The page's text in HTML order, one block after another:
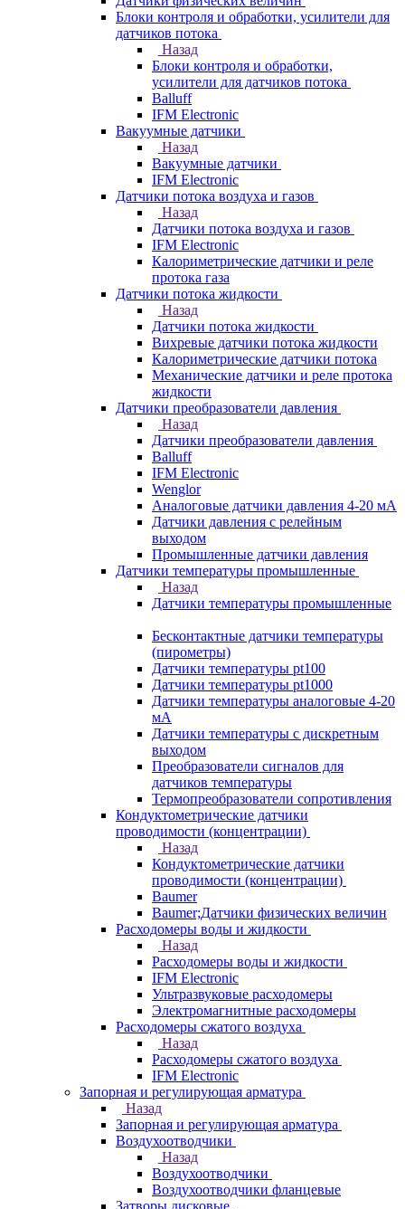
Блоки контроля и обработки, усилители для
датчиков потока
Назад
Блоки контроля и обработки,
усилители для датчиков потока
Balluff
IFM Electronic
Вакуумные датчики
Назад
Вакуумные датчики
IFM Electronic
Датчики потока воздуха и газов
Назад
Датчики потока воздуха и газов
IFM Electronic
Калориметрические датчики и реле
протока газа
Датчики потока жидкости
Назад
Датчики потока жидкости
Вихревые датчики потока жидкости
Калориметрические датчики потока
Механические датчики и реле протока
жидкости
Датчики преобразователи давления
Назад
Датчики преобразователи давления
Balluff
IFM Electronic
Wenglor
Аналоговые датчики давления 4-20 мА
Датчики давления с релейным
выходом
Промышленные датчики давления
Датчики температуры промышленные
Назад
Датчики температуры промышленные
Бесконтактные датчики температуры
(пирометры)
Датчики температуры pt100
Датчики температуры pt1000
Датчики температуры аналоговые 4-20
мА
Датчики температуры с дискретным
выходом
Преобразователи сигналов для
датчиков температуры
Термопреобразователи сопротивления
Кондуктометрические датчики
проводимости (концентрации)
Назад
Кондуктометрические датчики
проводимости (концентрации)
Baumer
Baumer;Датчики физических величин
Расходомеры воды и жидкости
Назад
Расходомеры воды и жидкости
IFM Electronic
Ультразвуковые расходомеры
Электромагнитные расходомеры
Расходомеры сжатого воздуха
Назад
Расходомеры сжатого воздуха
IFM Electronic
Запорная и регулирующая арматура
Назад
Запорная и регулирующая арматура
Воздухоотводчики
Назад
Воздухоотводчики
Воздухоотводчики фланцевые